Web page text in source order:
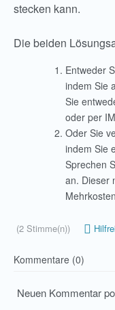
stecken kann.
Die beiden
Entweder
indem Sie
Sie
oder per
Oder Sie
indem Sie
Sprechen
an. Dieser
(2 Stimme(n))
Kommentare (0)
Neuen Kommentar